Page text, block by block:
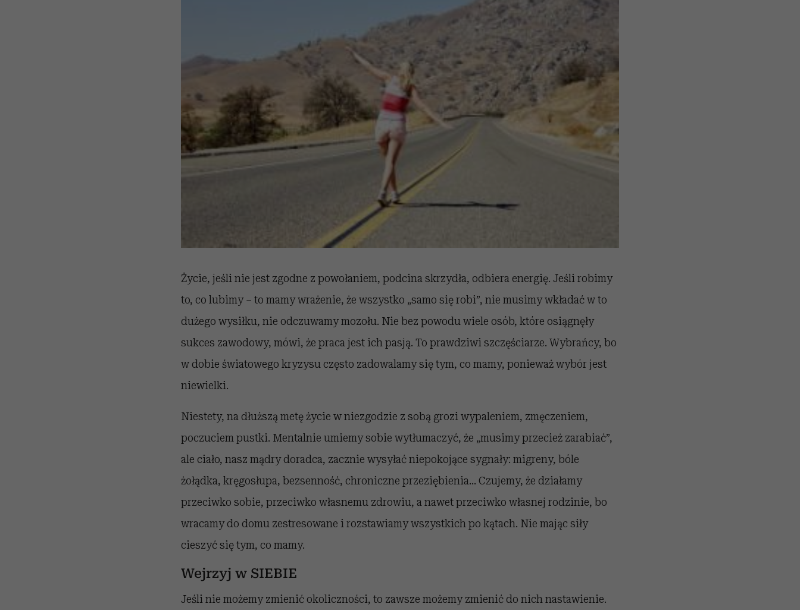
Życie, jeśli nie jest zgodne z powołaniem, podcina skrzydła, odbiera energię. Jeśli robimy
to, co lubimy – to mamy wrażenie, że wszystko „samo się robi”, nie musimy wkładać w to
dużego wysiłku, nie odczuwamy mozołu. Nie bez powodu wiele osób, które osiągnęły
sukces zawodowy, mówi, że praca jest ich pasją. To prawdziwi szczęściarze. Wybrańcy, bo
w dobie światowego kryzysu często zadowalamy się tym, co mamy, ponieważ wybór jest
niewielki.
Niestety, na dłuższą metę życie w niezgodzie z sobą grozi wypaleniem, zmęczeniem,
poczuciem pustki. Mentalnie umiemy sobie wytłumaczyć, że „musimy przecież zarabiać”,
ale ciało, nasz mądry doradca, zacznie wysyłać niepokojące sygnały: migreny, bóle
żołądka, kręgosłupa, bezsenność, chroniczne przeziębienia… Czujemy, że działamy
przeciwko sobie, przeciwko własnemu zdrowiu, a nawet przeciwko własnej rodzinie, bo
wracamy do domu zestresowane i rozstawiamy wszystkich po kątach. Nie mając siły
cieszyć się tym, co mamy.
Wejrzyj w SIEBIE
Jeśli nie możemy zmienić okoliczności, to zawsze możemy zmienić do nich nastawienie.